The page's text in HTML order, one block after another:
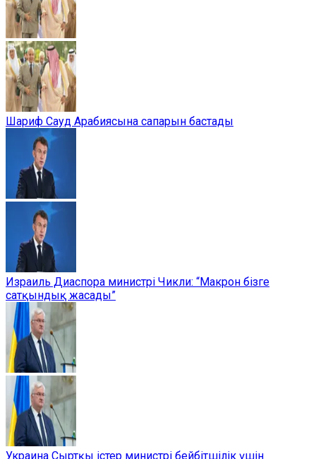
Шариф Сауд Арабиясына сапарын бастады
Израиль Диаспора министрі Чикли: “Макрон бізге
сатқындық жасады”
Украина Сыртқы істер министрі бейбітшілік үшін